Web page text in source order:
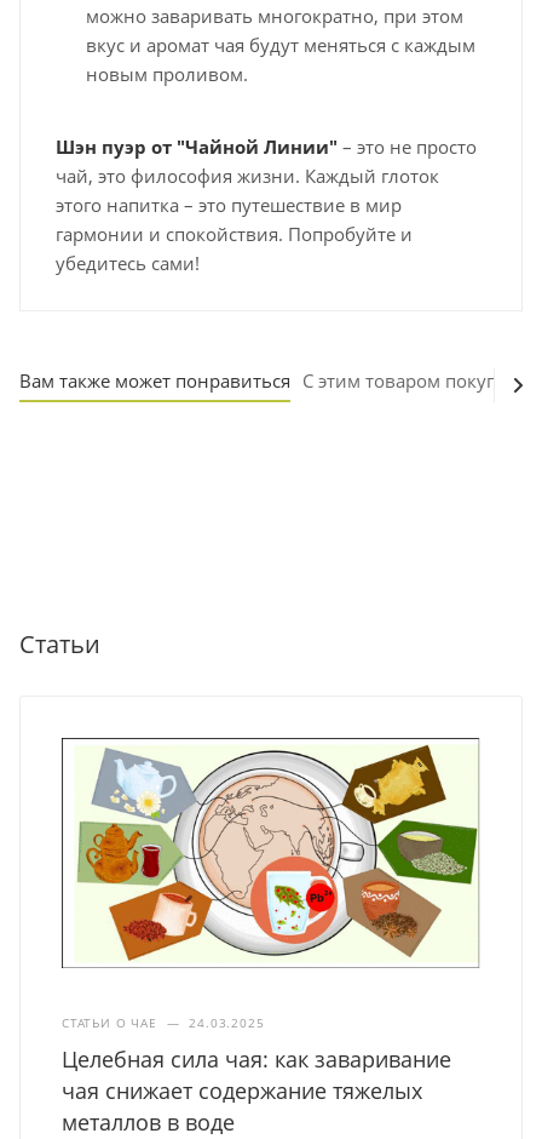
можно заваривать многократно, при этом
вкус и аромат чая будут меняться с каждым
новым проливом.
Шэн пуэр от "Чайной Линии" – это не просто
чай, это философия жизни. Каждый глоток
этого напитка – это путешествие в мир
гармонии и спокойствия. Попробуйте и
убедитесь сами!
Вам также может понравиться С этим товаром покупают
Статьи
СТАТЬИ О ЧАЕ — 24.03.2025
Целебная сила чая: как заваривание
чая снижает содержание тяжелых
металлов в воде